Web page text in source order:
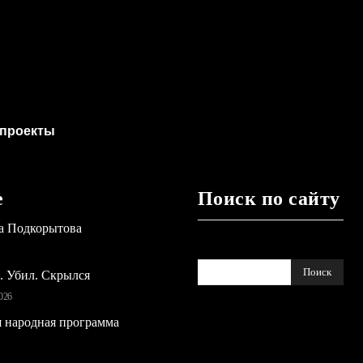
Подкорытова
Убил. Скрылся
программа
Поиск по сайту
Поиск